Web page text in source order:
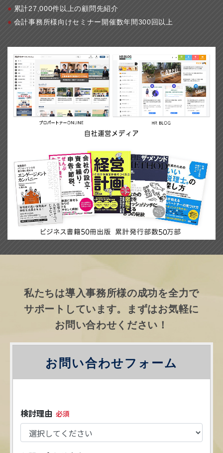
累計27,000件以上の顧問先紹介
会計事務所様向けセミナー開催数年間300回以上
私たちは導入事務所様の成功を全力で
サポートしています。
まずはお気軽に
お問い合わせください！
お問い合わせフォーム